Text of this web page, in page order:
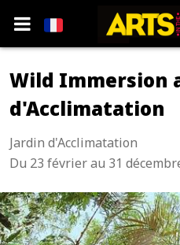
Wild Immersion
d'Acclimatation
Jardin d'Acclimatation
Du 23 février au 31